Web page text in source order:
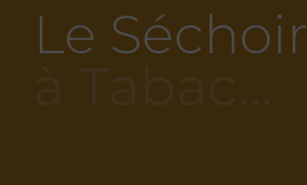
Le Séchoir